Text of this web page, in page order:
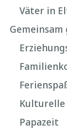
Väter in
Papazeit